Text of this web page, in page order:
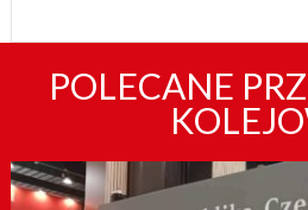
POLECANE